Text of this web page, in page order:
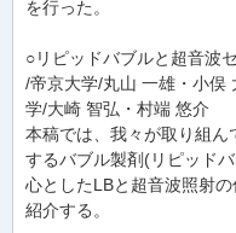
を行った。
○リピッドバブルと超音波
/帝京大学/丸山 一雄・小俣
学/大崎 智弘・村端 悠介
本稿では、我々が取り組
するバブル製剤(リピッド
心としたLBと超音波照射
紹介する。